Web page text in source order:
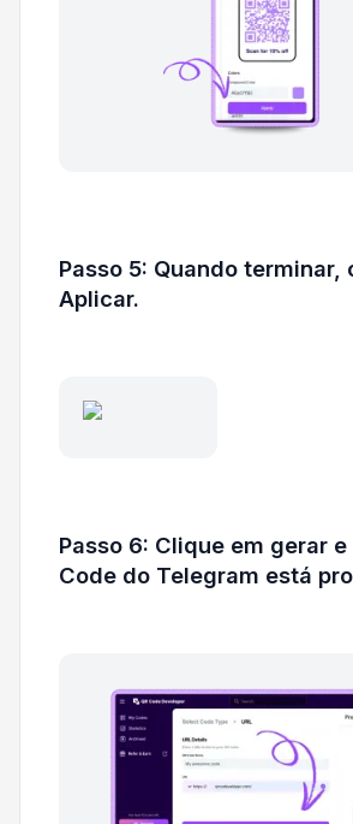
Passo 5: Quando terminar,
Aplicar.
Passo 6: Clique em gerar e
Code do Telegram está